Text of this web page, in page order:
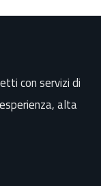
con servizi di
alta